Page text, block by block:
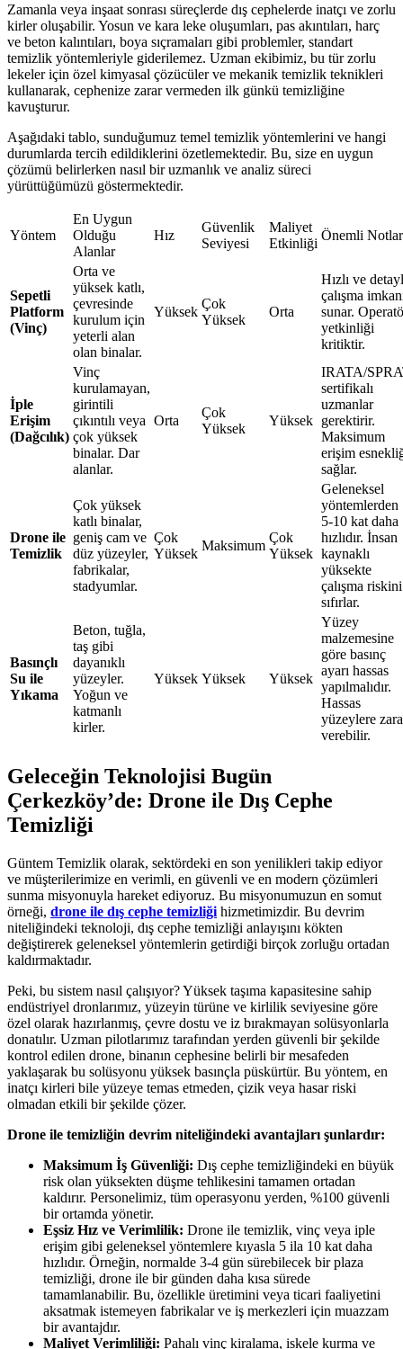
Zamanla veya inşaat sonrası süreçlerde dış cephelerde inatçı ve zorlu
kirler oluşabilir. Yosun ve kara leke oluşumları, pas akıntıları, harç
ve beton kalıntıları, boya sıçramaları gibi problemler, standart
temizlik yöntemleriyle giderilemez. Uzman ekibimiz, bu tür zorlu
lekeler için özel kimyasal çözücüler ve mekanik temizlik teknikleri
kullanarak, cephenize zarar vermeden ilk günkü temizliğine
kavuşturur.
Aşağıdaki tablo, sunduğumuz temel temizlik yöntemlerini ve hangi
durumlarda tercih edildiklerini özetlemektedir. Bu, size en uygun
çözümü belirlerken nasıl bir uzmanlık ve analiz süreci
yürüttüğümüzü göstermektedir.
Yöntem
En Uygun
Olduğu
Alanlar
Hız
Güvenlik
Seviyesi
Maliyet
Etkinliği
Önemli Notlar
Sepetli
Platform
(Vinç)
Orta ve
yüksek katlı,
çevresinde
kurulum için
yeterli alan
olan binalar.
Yüksek
Çok
Yüksek
Orta
Hızlı ve
çalışma
sunar.
yetkinliği
kritiktir.
İple
Erişim
(Dağcılık)
Vinç
kurulamayan,
girintili
çıkıntılı veya
çok yüksek
binalar. Dar
alanlar.
Orta
Çok
Yüksek
Yüksek
IRATA/
sertifikalı
uzmanlar
gerektirir.
Maksimum
erişim
sağlar.
Drone ile
Temizlik
Çok yüksek
katlı binalar,
geniş cam ve
düz yüzeyler,
fabrikalar,
stadyumlar.
Çok
Yüksek
Maksimum
Çok
Yüksek
Geleneksel
yöntemlerden
5-10 kat daha
hızlıdır. İnsan
kaynaklı
yüksekte
çalışma riskini
sıfırlar.
Basınçlı
Su ile
Yıkama
Beton, tuğla,
taş gibi
dayanıklı
yüzeyler.
Yoğun ve
katmanlı
kirler.
Yüksek Yüksek Yüksek
Yüzey
malzemesine
göre basınç
ayarı hassas
yapılmalıdır.
Hassas
yüzeylere
verebilir.
Geleceğin Teknolojisi Bugün
Çerkezköy’de: Drone ile Dış Cephe
Temizliği
Güntem Temizlik olarak, sektördeki en son yenilikleri takip ediyor
ve müşterilerimize en verimli, en güvenli ve en modern çözümleri
sunma misyonuyla hareket ediyoruz. Bu misyonumuzun en somut
örneği, drone ile dış cephe temizliği hizmetimizdir. Bu devrim
niteliğindeki teknoloji, dış cephe temizliği anlayışını kökten
değiştirerek geleneksel yöntemlerin getirdiği birçok zorluğu ortadan
kaldırmaktadır.
Peki, bu sistem nasıl çalışıyor? Yüksek taşıma kapasitesine sahip
endüstriyel dronlarımız, yüzeyin türüne ve kirlilik seviyesine göre
özel olarak hazırlanmış, çevre dostu ve iz bırakmayan solüsyonlarla
donatılır. Uzman pilotlarımız tarafından yerden güvenli bir şekilde
kontrol edilen drone, binanın cephesine belirli bir mesafeden
yaklaşarak bu solüsyonu yüksek basınçla püskürtür. Bu yöntem, en
inatçı kirleri bile yüzeye temas etmeden, çizik veya hasar riski
olmadan etkili bir şekilde çözer.
Drone ile temizliğin devrim niteliğindeki avantajları şunlardır:
Maksimum İş Güvenliği: Dış cephe temizliğindeki en büyük
risk olan yüksekten düşme tehlikesini tamamen ortadan
kaldırır. Personelimiz, tüm operasyonu yerden, %100 güvenli
bir ortamda yönetir.
Eşsiz Hız ve Verimlilik: Drone ile temizlik, vinç veya iple
erişim gibi geleneksel yöntemlere kıyasla 5 ila 10 kat daha
hızlıdır. Örneğin, normalde 3-4 gün sürebilecek bir plaza
temizliği, drone ile bir günden daha kısa sürede
tamamlanabilir. Bu, özellikle üretimini veya ticari faaliyetini
aksatmak istemeyen fabrikalar ve iş merkezleri için muazzam
bir avantajdır.
Maliyet Verimliliği: Pahalı vinç kiralama, iskele kurma ve